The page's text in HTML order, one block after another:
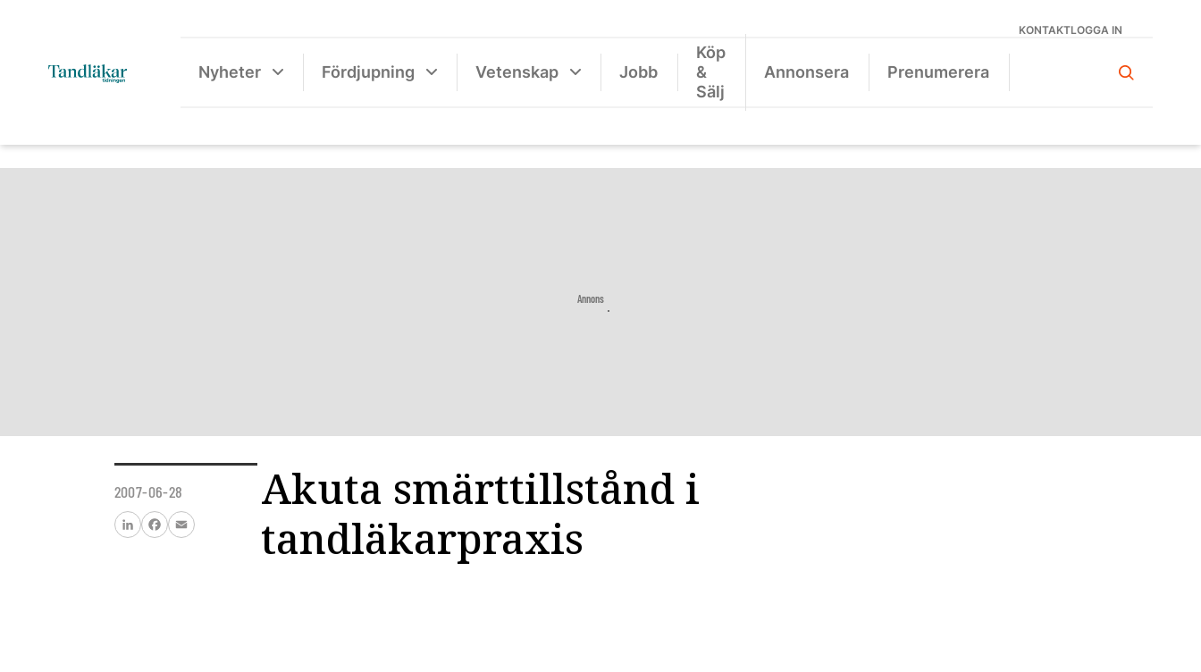
KONTAKTLOGGA IN
Nyheter Fördjupning Vetenskap Jobb
Köp
&
Sälj
Annonsera Prenumerera
Annons
2007-06-28
FacebookEmail
Akuta smärttillstånd i
tandläkarpraxis